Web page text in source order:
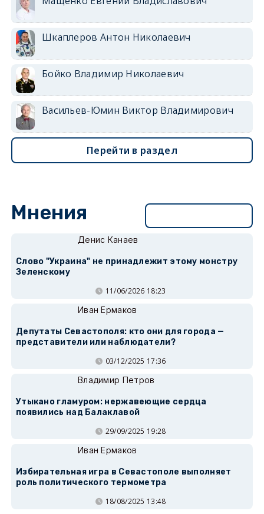
Шкаплеров Антон Николаевич
Бойко Владимир Николаевич
Васильев-Юмин Виктор Владимирович
Перейти в раздел
Мнения
Денис Канаев
Слово "Украина" не принадлежит этому монстру
Зеленскому
11/06/2026 18:23
Иван Ермаков
Депутаты Севастополя: кто они для города —
представители или наблюдатели?
03/12/2025 17:36
Владимир Петров
Утыкано гламуром: нержавеющие сердца
появились над Балаклавой
29/09/2025 19:28
Иван Ермаков
Избирательная игра в Севастополе выполняет
роль политического термометра
18/08/2025 13:48